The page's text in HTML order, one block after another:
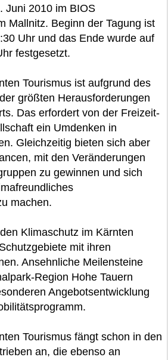
Juni 2010 im BIOS
Mallnitz. Beginn der Tagung ist
Uhr und das Ende wurde auf
festgesetzt.
Tourismus ist aufgrund des
größten Herausforderungen
Das erfordert von der Freizeit-
ein Umdenken in
Gleichzeitig bieten sich aber
mit den Veränderungen
zu gewinnen und sich
machen.
Klimaschutz im Kärnten
mit ihren
Ansehnliche Meilensteine
Region Hohe Tauern
Angebotsentwicklung
Tourismus fängt schon in den
an, die ebenso an